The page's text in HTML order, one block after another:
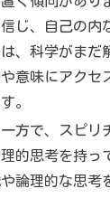
じ、自己の内
、科学がまだ
意味にアクセ
。
方で、スピリ
的思考を持っ
論理的な思考